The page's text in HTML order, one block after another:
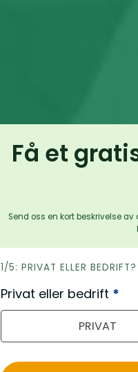
Få et
Send oss en kort beskrivelse
h
e
r
1/5: PRIVAT ELLER BEDRIFT?
Privat eller bedrift *
PRIVAT